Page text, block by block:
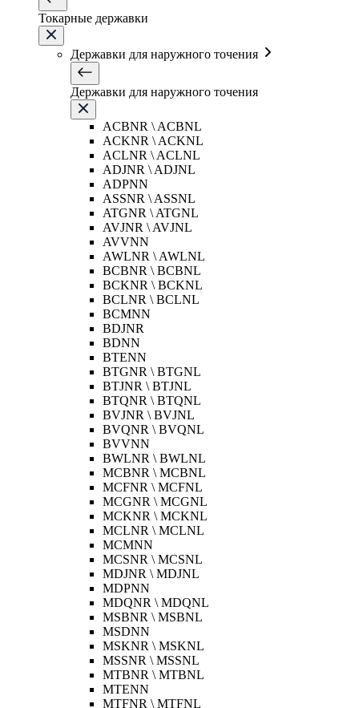
Токарные державки
Державки для наружного точения
Державки для наружного точения
ACBNR \ ACBNL
ACKNR \ ACKNL
ACLNR \ ACLNL
ADJNR \ ADJNL
ADPNN
ASSNR \ ASSNL
ATGNR \ ATGNL
AVJNR \ AVJNL
AVVNN
AWLNR \ AWLNL
BCBNR \ BCBNL
BCKNR \ BCKNL
BCLNR \ BCLNL
BCMNN
BDJNR
BDNN
BTENN
BTGNR \ BTGNL
BTJNR \ BTJNL
BTQNR \ BTQNL
BVJNR \ BVJNL
BVQNR \ BVQNL
BVVNN
BWLNR \ BWLNL
MCBNR \ MCBNL
MCFNR \ MCFNL
MCGNR \ MCGNL
MCKNR \ MCKNL
MCLNR \ MCLNL
MCMNN
MCSNR \ MCSNL
MDJNR \ MDJNL
MDPNN
MDQNR \ MDQNL
MSBNR \ MSBNL
MSDNN
MSKNR \ MSKNL
MSSNR \ MSSNL
MTBNR \ MTBNL
MTENN
MTFNR \ MTFNL